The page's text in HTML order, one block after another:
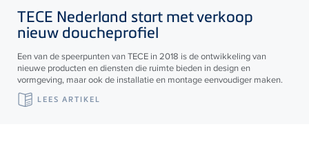
TECE Nederland start met verkoop
nieuw doucheprofiel
Een van de speerpunten van TECE in 2018 is de ontwikkeling van
nieuwe producten en diensten die ruimte bieden in design en
vormgeving, maar ook de installatie en montage eenvoudiger maken.
LEES ARTIKEL